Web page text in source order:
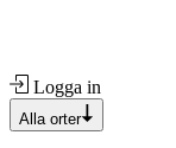
Logga in
Alla orter